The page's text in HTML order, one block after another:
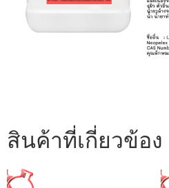
สินค้าที่เกี่ยวข้อง